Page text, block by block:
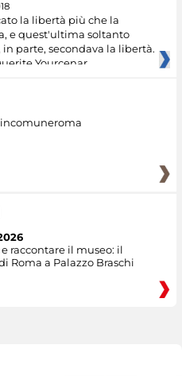
la libertà più che la
e quest'ultima soltanto
in parte, secondava la libertà.
Yourcenar
raccontare il museo: il
Roma a Palazzo Braschi